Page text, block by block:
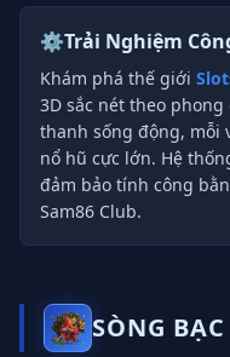
⚙️Trải Nghiệm
Khám phá thế giới
3D sắc nét theo
thanh sống động, mỗi
nổ hũ cực lớn. Hệ
đảm bảo tính công
Sam86 Club.
SÒNG